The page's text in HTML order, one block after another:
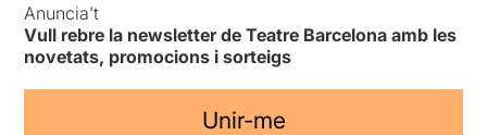
Anuncia’t
Vull rebre la newsletter de Teatre Barcelona amb les
novetats, promocions i sorteigs
Unir-me